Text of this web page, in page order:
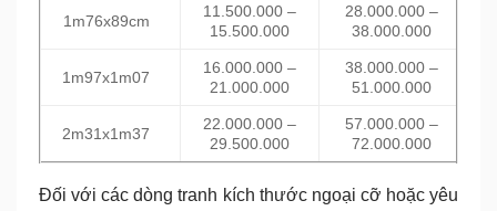
1m76x89cm
11.500.000 –
15.500.000
28.000.000 –
38.000.000
1m97x1m07
16.000.000 –
21.000.000
38.000.000 –
51.000.000
2m31x1m37
22.000.000 –
29.500.000
57.000.000 –
72.000.000
Đối với các dòng tranh kích thước ngoại cỡ hoặc yêu